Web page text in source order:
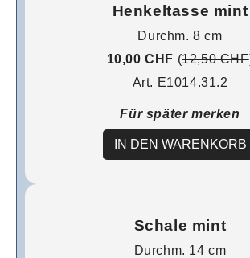
Henkeltasse mint
Durchm. 8 cm
10,00 CHF (12,50 CHF
Art. E1014.31.2
Für später merken
IN DEN WARENKORB
Schale mint
Durchm. 14 cm